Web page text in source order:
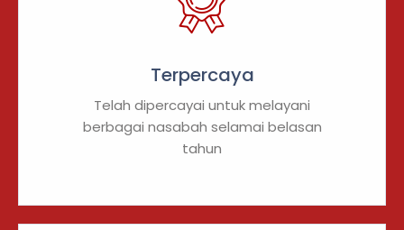
Terpercaya
Telah dipercayai untuk melayani
berbagai nasabah selamai belasan
tahun